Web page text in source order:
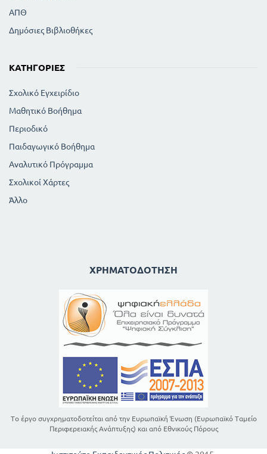
ΑΠΘ
Δημόσιες Βιβλιοθήκες
ΚΑΤΗΓΟΡΊΕΣ
Σχολικό Εγχειρίδιο
Μαθητικό Βοήθημα
Περιοδικό
Παιδαγωγικό Βοήθημα
Αναλυτικό Πρόγραμμα
Σχολικοί Χάρτες
Άλλο
ΧΡΗΜΑΤΟΔΌΤΗΣΗ
Το έργο συγχρηματοδοτείται από την Ευρωπαϊκή Ένωση (Ευρωπαϊκό Ταμείο
Περιφερειακής Ανάπτυξης) και από Εθνικούς Πόρους